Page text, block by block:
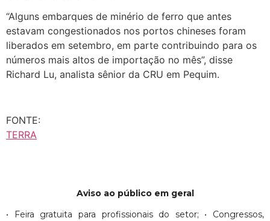
“Alguns embarques de minério de ferro que antes
estavam congestionados nos portos chineses foram
liberados em setembro, em parte contribuindo para os
números mais altos de importação no mês”, disse
Richard Lu, analista sênior da CRU em Pequim.
FONTE:
TERRA
Aviso ao público em geral
• Feira gratuita para profissionais do setor; • Congressos,